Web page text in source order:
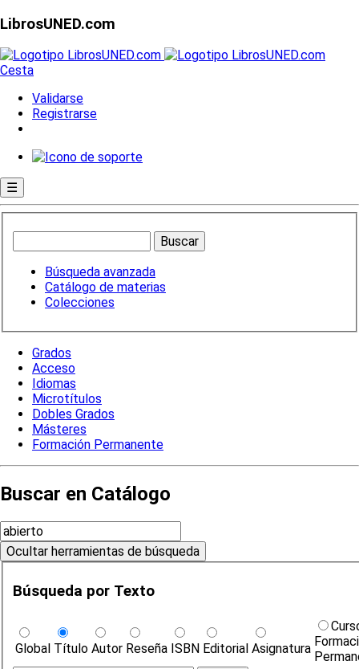
LibrosUNED.com
Cesta
Validarse
Registrarse
☰
Búsqueda avanzada
Catálogo de materias
Colecciones
Grados
Acceso
Idiomas
Microtítulos
Dobles Grados
Másteres
Formación Permanente
Buscar en Catálogo
Búsqueda por Texto
Global Título Autor Reseña ISBN Editorial Asignatura